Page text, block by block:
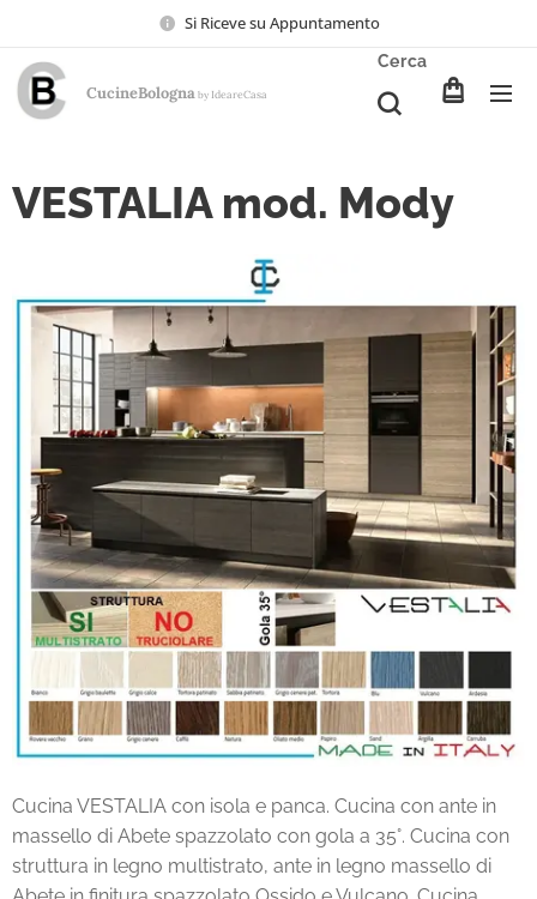
Si Riceve su Appuntamento
CucineBologna by IdeareCasa
Cerca
VESTALIA mod. Mody
Cucina VESTALIA con isola e panca. Cucina con ante in
massello di Abete spazzolato con gola a 35°. Cucina con
struttura in legno multistrato, ante in legno massello di